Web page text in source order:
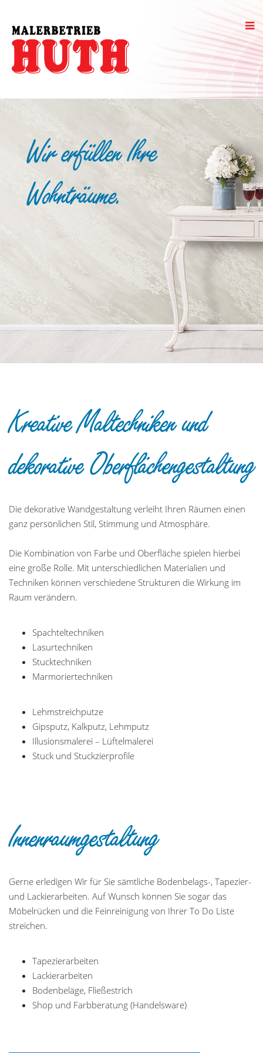
Wir erfüllen Ihre
Wohnträume.
Kreative Maltechniken und
dekorative Oberflächengestaltung
Die dekorative Wandgestaltung verleiht Ihren Räumen einen
ganz persönlichen Stil, Stimmung und Atmosphäre.
Die Kombination von Farbe und Oberfläche spielen hierbei
eine große Rolle. Mit unterschiedlichen Materialien und
Techniken können verschiedene Strukturen die Wirkung im
Raum verändern.
Spachteltechniken
Lasurtechniken
Stucktechniken
Marmoriertechniken
Lehmstreichputze
Gipsputz, Kalkputz, Lehmputz
Illusionsmalerei – Lüftelmalerei
Stuck und Stuckzierprofile
Innenraumgestaltung
Gerne erledigen Wir für Sie sämtliche Bodenbelags-, Tapezier-
und Lackierarbeiten. Auf Wunsch können Sie sogar das
Möbelrücken und die Feinreinigung von Ihrer To Do Liste
streichen.
Tapezierarbeiten
Lackierarbeiten
Bodenbeläge, Fließestrich
Shop und Farbberatung (Handelsware)